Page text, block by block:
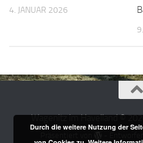
4. JANUAR 2026
Wagenitz im Havelland ©
-
Durch die weitere Nutzung der